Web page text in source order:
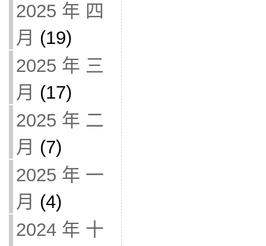
2025 年 四
月 (19)
2025 年 三
月 (17)
2025 年 二
月 (7)
2025 年 一
月 (4)
2024 年 十